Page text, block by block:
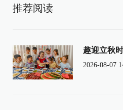
推荐阅读
趣迎立秋
2026-08-07